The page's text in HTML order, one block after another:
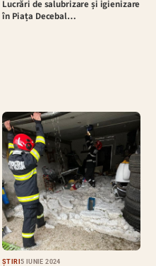
Lucrări de salubrizare și igienizare
în Piața Decebal…
ȘTIRI5 IUNIE 2024